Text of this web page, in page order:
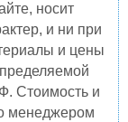
носит
и ни при
и цены
Стоимость и
менеджером